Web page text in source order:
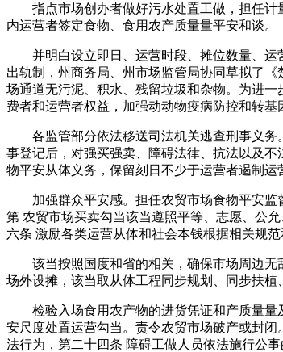
指点市场创办者做好污水处置工做，担任计
内运营者签定食物、食用农产质量量平安和谈。
并明白设立即日、运营时段、摊位数量、运
出轨制，州商务局、州市场监管局协同草拟了
场通道无污泥、积水、残留垃圾和杂物。为进
费者和运营者权益，加强动动物疫病防控和转
各监管部分依法移送司法机关逃查刑事义务
事登记后，对强买强卖、障碍法律、抗法以及
物平安从体义务，保留刻日不少于运营者遏制
加强群众平安感。担任农贸市场食物平安监督
第 农贸市场买卖勾当该当遵照平等、志愿、公
六条 激励各类运营从体和社会本钱根据相关规
该当按照国度和省的相关，确保市场周边无
场外设摊，该当取从体工程同步规划、同步扶植
检验入场食用农产物的进货凭证和产质量量
安尺度处置运营勾当。责令农贸市场破产或封
法行为，第二十四条 障碍工做人员依法施行公